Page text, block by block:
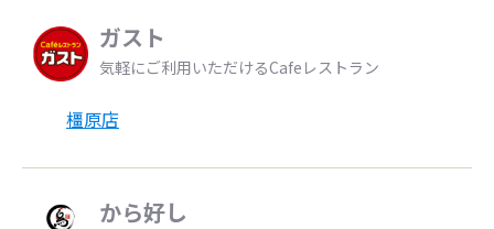
ガスト
気軽にご利用いただけるCafeレストラン
橿原店
から好し